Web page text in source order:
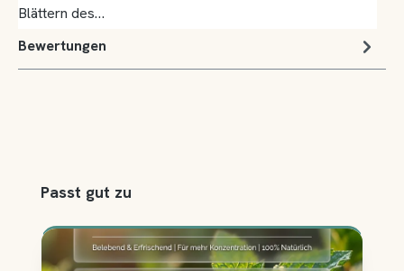
Blättern des…
Bewertungen
Produktgalerie überspringen
Passt gut zu